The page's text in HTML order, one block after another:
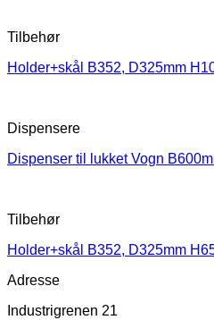
Tilbehør
Holder+skål B352, D325mm
Dispensere
Dispenser til lukket Vogn
Tilbehør
Holder+skål B352, D325mm
Adresse
Industrigrenen 21